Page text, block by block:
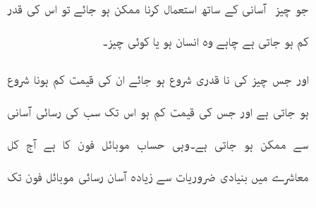
جو چیز آسانی کے ساتھ استعمال کرنا ممکن ہو جائے تو اس کی قدر
کم ہو جاتی ہے چاہے وہ انسان ہو یا کوئی چیز۔
اور جس چیز کی نا قدری شروع ہو جائے ان کی قیمت کم ہونا شروع
ہو جاتی ہے اور جس کی قیمت کم ہو اس تک سب کی رسائی آسانی
سے ممکن ہو جاتی ہے۔وہی حساب موبائل فون کا ہے آج کل
معاشرے میں بنیادی ضروریات سے زیادہ آسان رسائی موبائل فون تک